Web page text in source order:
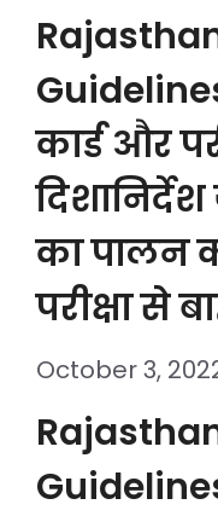
कार्ड और
का पालन
परीक्षा से
October 3,